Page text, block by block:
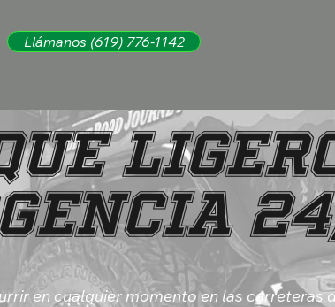
Llámanos (619) 776-1142
en cualquier momento en las carreteras